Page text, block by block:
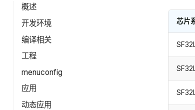
概述
开发环境
编译相关
工程
menuconfig
应用
动态应用
芯片